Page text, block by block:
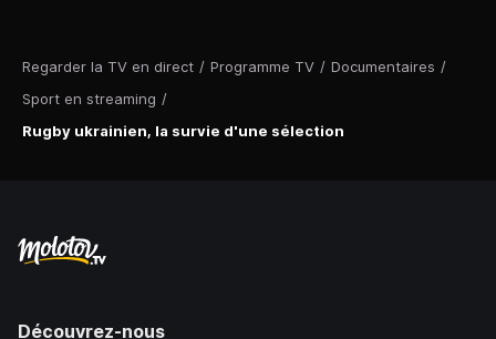
Regarder la TV en direct / Programme TV / Documentaires /
Sport en streaming /
Rugby ukrainien, la survie d'une sélection
Découvrez-nous